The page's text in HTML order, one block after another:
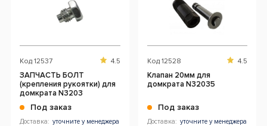
Код 12537 4.5
ЗАПЧАСТЬ БОЛТ
(крепления рукоятки) для
домкрата N3203
Под заказ
Доставка: уточните у менеджера
Код 12528 4.5
Клапан 20мм для
домкрата N32035
Под заказ
Доставка: уточните у менеджера